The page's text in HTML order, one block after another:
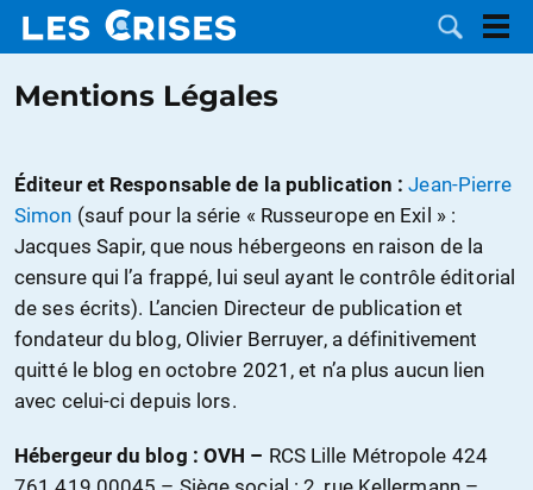
LES
DOSSIERS
CATÉGORIES
NOUS
FAIRE UN
Mentions Légales
Éditeur et Responsable de la publication : Jean-Pierre
Simon (sauf pour la série « Russeurope en Exil » :
Jacques Sapir, que nous hébergeons en raison de la
censure qui l’a frappé, lui seul ayant le contrôle éditorial
de ses écrits). L’ancien Directeur de publication et
fondateur du blog, Olivier Berruyer, a définitivement
quitté le blog en octobre 2021, et n’a plus aucun lien
avec celui-ci depuis lors.
Hébergeur du blog : OVH – RCS Lille Métropole 424